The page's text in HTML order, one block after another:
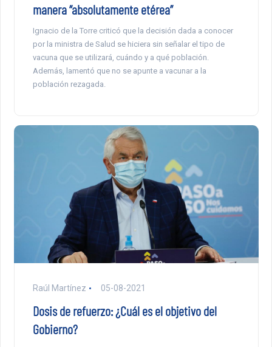
manera “absolutamente etérea”
Ignacio de la Torre criticó que la decisión dada a conocer
por la ministra de Salud se hiciera sin señalar el tipo de
vacuna que se utilizará, cuándo y a qué población.
Además, lamentó que no se apunte a vacunar a la
población rezagada.
Raúl Martínez 05-08-2021
Dosis de refuerzo: ¿Cuál es el objetivo del
Gobierno?